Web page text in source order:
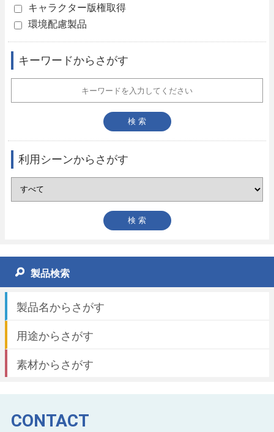
キャラクター版権取得
環境配慮製品
キーワードからさがす
利用シーンからさがす
製品検索
製品名からさがす
用途からさがす
素材からさがす
CONTACT